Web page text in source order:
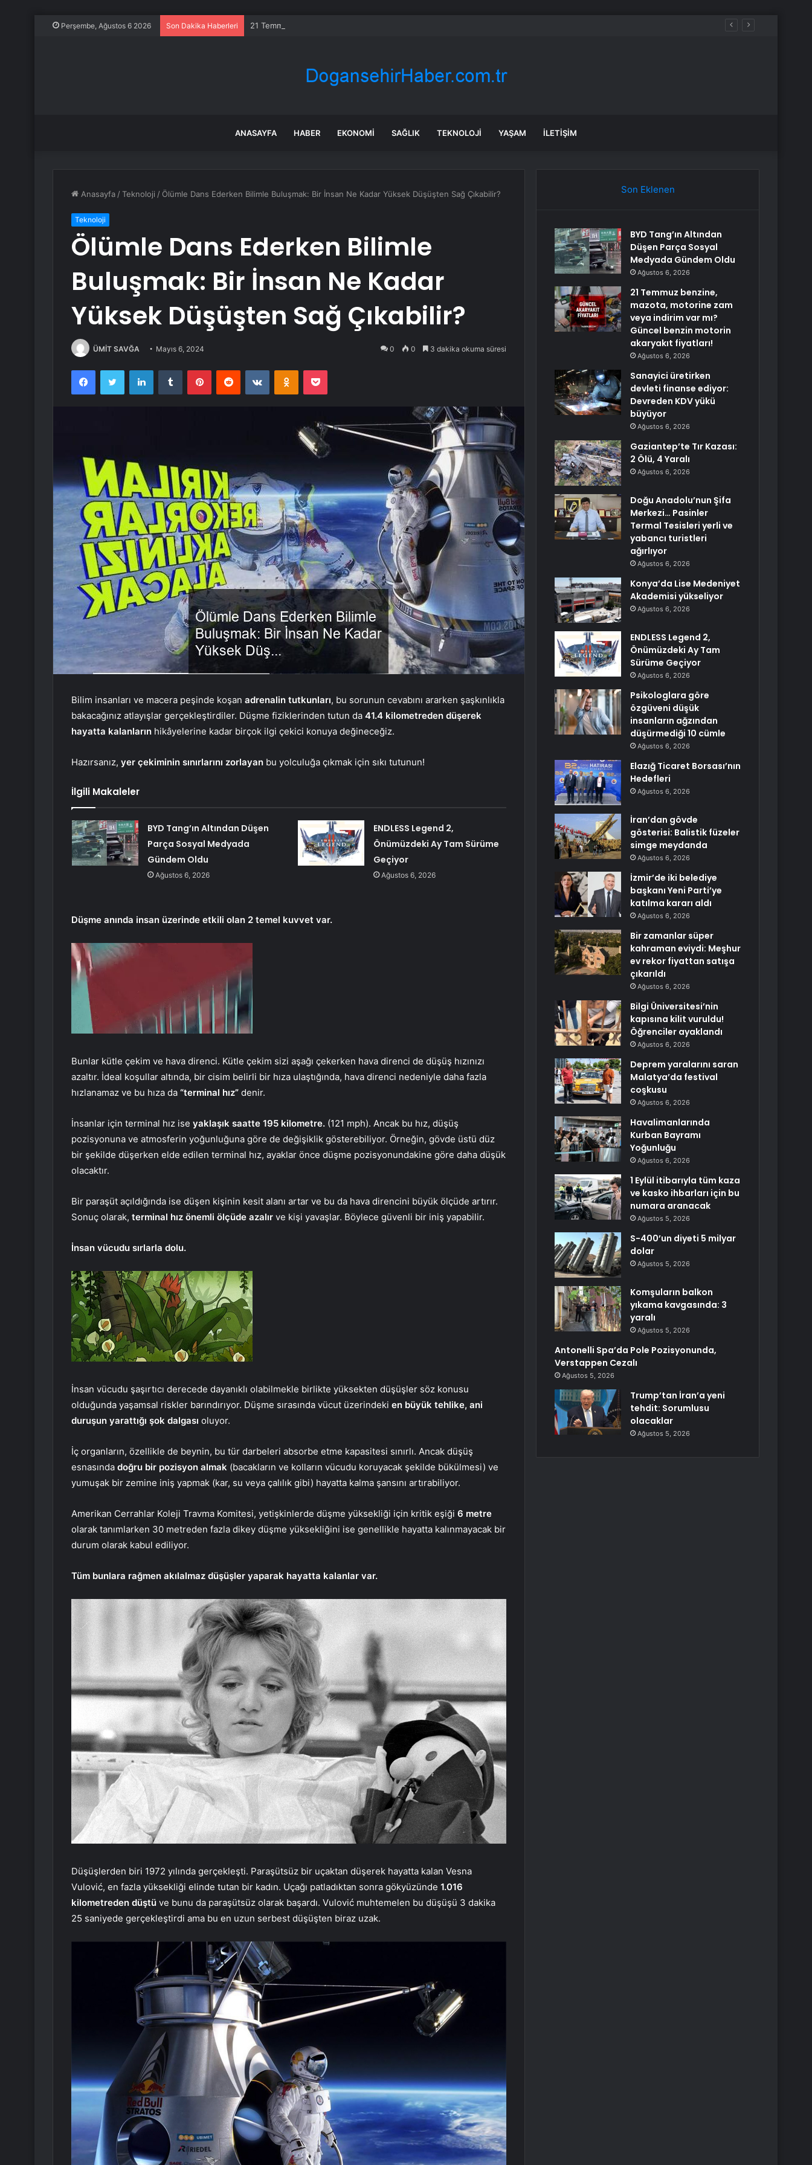
Perşembe, Ağustos 6 2026 Son Dakika Haberleri 21 Temmuz benzine, mazota, motorine zam veya indirim var mı? Güncel benzin motorin akaryakıt fiyatları!
ANASAYFA HABER EKONOMI SAĞLIK TEKNOLOJI YAŞAM İLETIŞIM
Anasayfa /Teknoloji / Ölümle Dans Ederken Bilimle Buluşmak: Bir İnsan Ne Kadar Yüksek Düşüşten Sağ Çıkabilir?
Teknoloji
Ölümle Dans Ederken Bilimle
Buluşmak: Bir İnsan Ne Kadar
Yüksek Düşüşten Sağ Çıkabilir?
ÜMİT SAVĞA Mayıs 6, 2024 0 0 3 dakika okuma süresi
FacebookTwitter LinkedInTumblr PinterestReddit VKontakteOdnoklassniki
Pocket
Bilim insanları ve macera peşinde koşan adrenalin tutkunları, bu sorunun cevabını ararken şaşkınlıkla
bakacağınız atlayışlar gerçekleştirdiler. Düşme fiziklerinden tutun da 41.4 kilometreden düşerek
hayatta kalanların hikâyelerine kadar birçok ilgi çekici konuya değineceğiz.
Hazırsanız, yer çekiminin sınırlarını zorlayan bu yolculuğa çıkmak için sıkı tutunun!
İlgili Makaleler
BYD Tang’ın Altından Düşen
Parça Sosyal Medyada
Gündem Oldu
Ağustos 6, 2026
ENDLESS Legend 2,
Önümüzdeki Ay Tam Sürüme
Geçiyor
Ağustos 6, 2026
Düşme anında insan üzerinde etkili olan 2 temel kuvvet var.
Bunlar kütle çekim ve hava direnci. Kütle çekim sizi aşağı çekerken hava direnci de düşüş hızınızı
azaltır. İdeal koşullar altında, bir cisim belirli bir hıza ulaştığında, hava direnci nedeniyle daha fazla
hızlanamaz ve bu hıza da “terminal hız” denir.
İnsanlar için terminal hız ise yaklaşık saatte 195 kilometre. (121 mph). Ancak bu hız, düşüş
pozisyonuna ve atmosferin yoğunluğuna göre de değişiklik gösterebiliyor. Örneğin, gövde üstü düz
bir şekilde düşerken elde edilen terminal hız, ayaklar önce düşme pozisyonundakine göre daha düşük
olacaktır.
Bir paraşüt açıldığında ise düşen kişinin kesit alanı artar ve bu da hava direncini büyük ölçüde artırır.
Sonuç olarak, terminal hız önemli ölçüde azalır ve kişi yavaşlar. Böylece güvenli bir iniş yapabilir.
İnsan vücudu sırlarla dolu.
İnsan vücudu şaşırtıcı derecede dayanıklı olabilmekle birlikte yüksekten düşüşler söz konusu
olduğunda yaşamsal riskler barındırıyor. Düşme sırasında vücut üzerindeki en büyük tehlike, ani
duruşun yarattığı şok dalgası oluyor.
İç organların, özellikle de beynin, bu tür darbeleri absorbe etme kapasitesi sınırlı. Ancak düşüş
esnasında doğru bir pozisyon almak (bacakların ve kolların vücudu koruyacak şekilde bükülmesi) ve
yumuşak bir zemine iniş yapmak (kar, su veya çalılık gibi) hayatta kalma şansını artırabiliyor.
Amerikan Cerrahlar Koleji Travma Komitesi, yetişkinlerde düşme yüksekliği için kritik eşiği 6 metre
olarak tanımlarken 30 metreden fazla dikey düşme yüksekliğini ise genellikle hayatta kalınmayacak bir
durum olarak kabul ediliyor.
Tüm bunlara rağmen akılalmaz düşüşler yaparak hayatta kalanlar var.
Düşüşlerden biri 1972 yılında gerçekleşti. Paraşütsüz bir uçaktan düşerek hayatta kalan Vesna
Vulović, en fazla yüksekliği elinde tutan bir kadın. Uçağı patladıktan sonra gökyüzünde 1.016
kilometreden düştü ve bunu da paraşütsüz olarak başardı. Vulović muhtemelen bu düşüşü 3 dakika
25 saniyede gerçekleştirdi ama bu en uzun serbest düşüşten biraz uzak.
Son Eklenen
BYD Tang’ın Altından
Düşen Parça Sosyal
Medyada Gündem Oldu
Ağustos 6, 2026
21 Temmuz benzine,
mazota, motorine zam
veya indirim var mı?
Güncel benzin motorin
akaryakıt fiyatları!
Ağustos 6, 2026
Sanayici üretirken
devleti finanse ediyor:
Devreden KDV yükü
büyüyor
Ağustos 6, 2026
Gaziantep’te Tır Kazası:
2 Ölü, 4 Yaralı
Ağustos 6, 2026
Doğu Anadolu’nun Şifa
Merkezi… Pasinler
Termal Tesisleri yerli ve
yabancı turistleri
ağırlıyor
Ağustos 6, 2026
Konya’da Lise Medeniyet
Akademisi yükseliyor
Ağustos 6, 2026
ENDLESS Legend 2,
Önümüzdeki Ay Tam
Sürüme Geçiyor
Ağustos 6, 2026
Psikologlara göre
özgüveni düşük
insanların ağzından
düşürmediği 10 cümle
Ağustos 6, 2026
Elazığ Ticaret Borsası’nın
Hedefleri
Ağustos 6, 2026
İran’dan gövde
gösterisi: Balistik füzeler
simge meydanda
Ağustos 6, 2026
İzmir’de iki belediye
başkanı Yeni Parti’ye
katılma kararı aldı
Ağustos 6, 2026
Bir zamanlar süper
kahraman eviydi: Meşhur
ev rekor fiyattan satışa
çıkarıldı
Ağustos 6, 2026
Bilgi Üniversitesi’nin
kapısına kilit vuruldu!
Öğrenciler ayaklandı
Ağustos 6, 2026
Deprem yaralarını saran
Malatya’da festival
coşkusu
Ağustos 6, 2026
Havalimanlarında
Kurban Bayramı
Yoğunluğu
Ağustos 6, 2026
1 Eylül itibarıyla tüm kaza
ve kasko ihbarları için bu
numara aranacak
Ağustos 5, 2026
S-400’un diyeti 5 milyar
dolar
Ağustos 5, 2026
Komşuların balkon
yıkama kavgasında: 3
yaralı
Ağustos 5, 2026
Antonelli Spa’da Pole Pozisyonunda,
Verstappen Cezalı
Ağustos 5, 2026
Trump’tan İran’a yeni
tehdit: Sorumlusu
olacaklar
Ağustos 5, 2026